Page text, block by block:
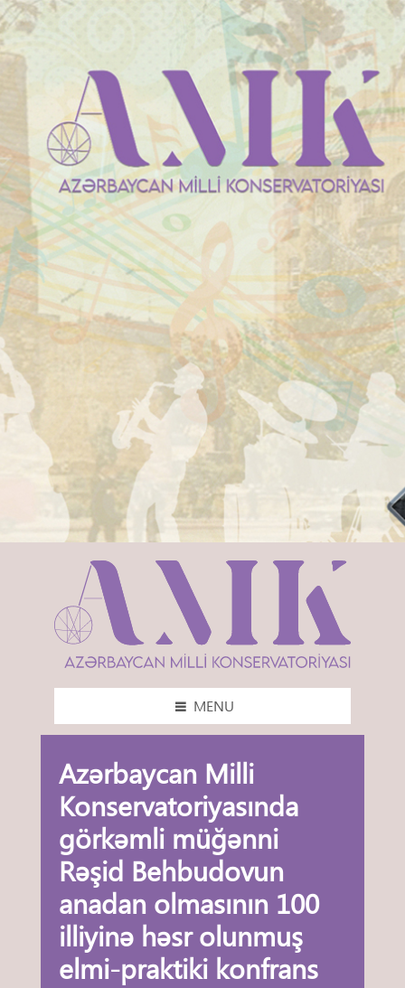
MENU
Azərbaycan Milli
Konservatoriyasında
görkəmli müğənni
Rəşid Behbudovun
anadan olmasının 100
illiyinə həsr olunmuş
elmi-praktiki konfrans